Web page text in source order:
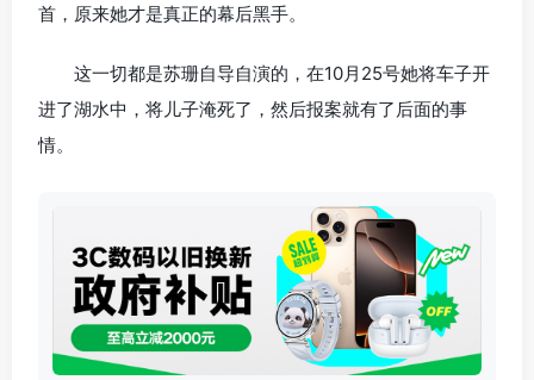
首，原来她才是真正的幕后黑手。
这一切都是苏珊自导自演的，在10月25号她将车子开
进了湖水中，将儿子淹死了，然后报案就有了后面的事
情。